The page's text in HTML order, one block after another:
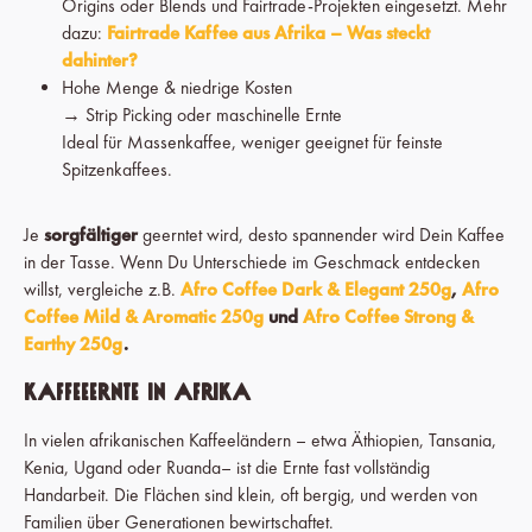
Origins oder Blends und Fairtrade-Projekten eingesetzt. Mehr
dazu: Fairtrade Kaffee aus Afrika – Was steckt
dahinter?
Hohe Menge & niedrige Kosten
→ Strip Picking oder maschinelle Ernte
Ideal für Massenkaffee, weniger geeignet für feinste
Spitzenkaffees.
Je sorgfältigergeerntet wird, desto spannender wird Dein Kaffee
in der Tasse. Wenn Du Unterschiede im Geschmack entdecken
willst, vergleiche z.B. Afro Coffee Dark & Elegant 250g, Afro
Coffee Mild & Aromatic 250g und Afro Coffee Strong &
Earthy 250g.
Kaffeeernte in Afrika
In vielen afrikanischen Kaffeeländern – etwa Äthiopien, Tansania,
Kenia, Ugand oder Ruanda– ist die Ernte fast vollständig
Handarbeit. Die Flächen sind klein, oft bergig, und werden von
Familien über Generationen bewirtschaftet.